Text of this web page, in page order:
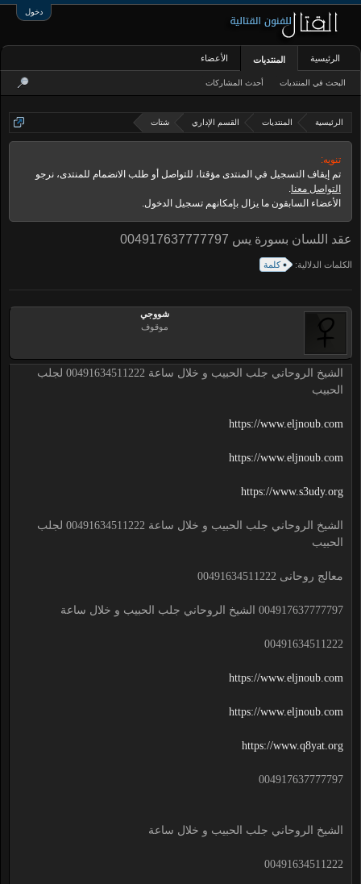
دخول
الرئيسية المنتديات القسم الإداري شتات
تنويه:
تم إيقاف التسجيل في المنتدى مؤقتا، للتواصل أو طلب الانضمام للمنتدى، نرجو
التواصل معنا.
الأعضاء السابقون ما يزال بإمكانهم تسجيل الدخول.
عقد اللسان بسورة يس 004917637777797
الكلمات الدلالية: كلمة
شووجي
موقوف
الشيخ الروحاني جلب الحبيب و خلال ساعة 00491634511222 لجلب
الحبيب
https://www.eljnoub.com
https://www.eljnoub.com
https://www.s3udy.org
الشيخ الروحاني جلب الحبيب و خلال ساعة 00491634511222 لجلب
الحبيب
معالج روحانى 00491634511222
004917637777797 الشيخ الروحاني جلب الحبيب و خلال ساعة
00491634511222
https://www.eljnoub.com
https://www.eljnoub.com
https://www.q8yat.org
004917637777797
الشيخ الروحاني جلب الحبيب و خلال ساعة
00491634511222
الرئيسية المنتديات
البحث في المنتديات أحدث المشاركات
الأعضاء